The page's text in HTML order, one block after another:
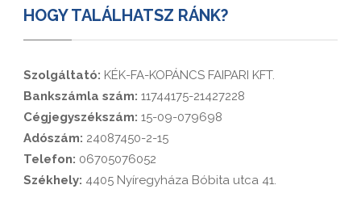
HOGY TALÁLHATSZ RÁNK?
Szolgáltató: KÉK-FA-KOPÁNCS FAIPARI KFT.
Bankszámla szám: 11744175-21427228
Cégjegyszékszám: 15-09-079698
Adószám: 24087450-2-15
Telefon: 06705076052
Székhely: 4405 Nyíregyháza Bóbita utca 41.